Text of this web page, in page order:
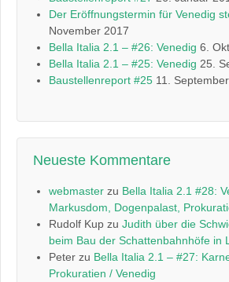
Der Eröffnungstermin für Venedig
November 2017
Bella Italia 2.1 – #26: Venedig 6.
Bella Italia 2.1 – #25: Venedig 25.
Baustellenreport #25 11.
Neueste Kommentare
webmaster zu Bella Italia 2.1 #28:
Markusdom, Dogenpalast,
Rudolf Kup zu Judith über die
beim Bau der Schattenbahnhöfe in
Peter zu Bella Italia 2.1 – #27:
Prokuratien / Venedig